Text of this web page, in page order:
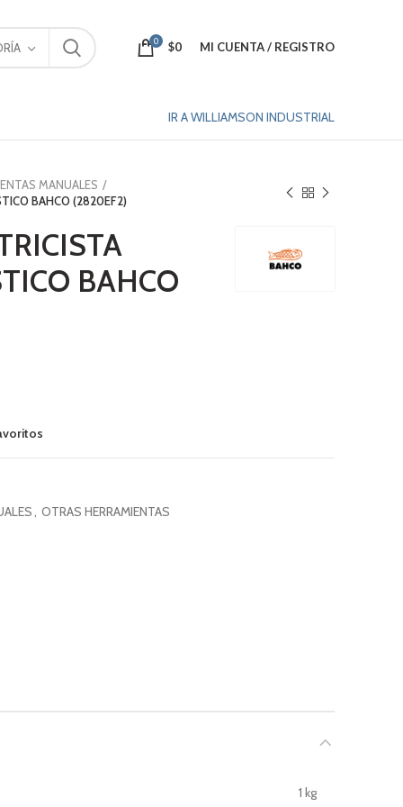
0 $0 MI CUENTA / REGISTRO
IR A WILLIAMSON INDUSTRIAL
MANUALES
BAHCO (2820EF2)
BAHCO
, OTRAS HERRAMIENTAS
1 kg